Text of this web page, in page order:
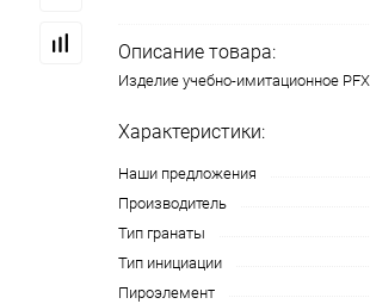
Описание товара:
Изделие учебно-имитационное
Характеристики:
Наши предложения
Производитель
Тип гранаты
Тип инициации
Пироэлемент